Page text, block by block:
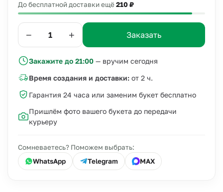
До бесплатной доставки ещё210 ₽
− + Заказать
Закажите до 21:00 — вручим сегодня
Время создания и доставки: от 2 ч.
Гарантия 24 часа или заменим букет бесплатно
Пришлём фото вашего букета до передачи
курьеру
Сомневаетесь? Поможем выбрать:
WhatsApp
Telegram MAX